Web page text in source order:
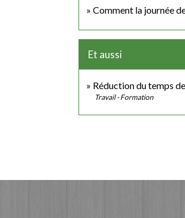
Comment la journée
Et aussi
Réduction du temps
Travail - Formation